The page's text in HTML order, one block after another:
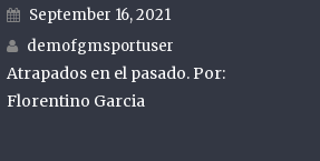
Posted on
September 16, 2021
Author
demofgmsportuser
Atrapados en el pasado. Por:
Florentino Garcia